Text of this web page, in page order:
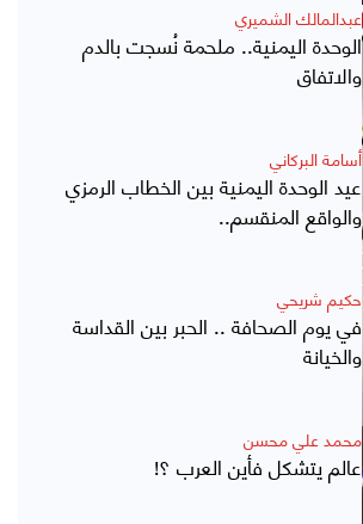
عبدالمالك الشميري
الوحدة اليمنية.. ملحمة نُسجت بالدم
والاتفاق
أسامة البركاني
عيد الوحدة اليمنية بين الخطاب الرمزي
والواقع المنقسم..
حكيم شريحي
في يوم الصحافة .. الحبر بين القداسة
والخيانة
محمد علي محسن
عالم يتشكل فأين العرب ؟!